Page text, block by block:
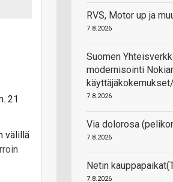
ja
21
välillä
RVS, Motor up ja
7.8.2026
Suomen
modernisointi
7.8.2026
Via dolorosa
7.8.2026
Netin
7.8.2026